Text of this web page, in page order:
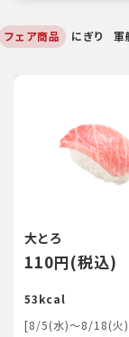
フェア商品 にぎり 軍
大とろ
110円(税込)
53kcal
[8/5(水)～8/18(火)